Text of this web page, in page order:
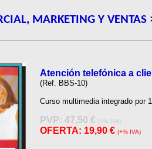
MARKETING Y VENTAS
Atención telefónica a
(Ref. BBS-10)
Curso multimedia integrado por
PVP: 47,50 € (+% IVA)
OFERTA: 19,90 € (+% IVA)